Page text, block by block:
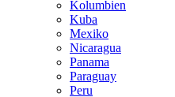
Kolumbien
Kuba
Mexiko
Nicaragua
Panama
Paraguay
Peru